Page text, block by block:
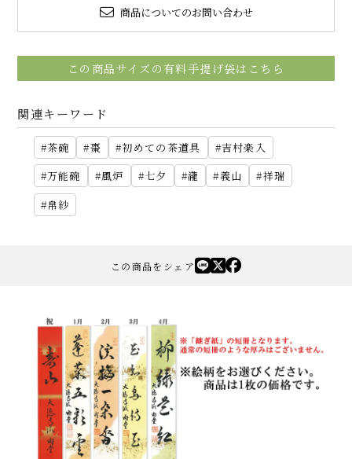
商品についてのお問い合わせ
この商品サイズの有料手提げ袋はこちら
関連キーワード
茶碗 棗 初めての茶道具
吉村楽入
万能碗
風炉 七夕 瀧 義山
祥瑞
帛紗
この商品をシェア